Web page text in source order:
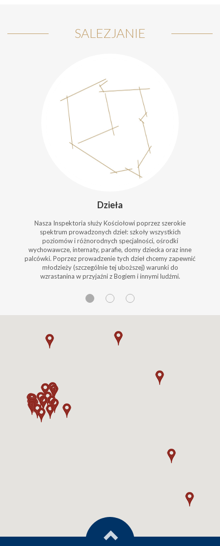
SALEZJANIE
Dzieła
Nasza Inspektoria służy Kościołowi poprzez szerokie
spektrum prowadzonych dzieł: szkoły wszystkich
poziomów i różnorodnych specjalności, ośrodki
wychowawcze, internaty, parafie, domy dziecka oraz inne
palcówki. Poprzez prowadzenie tych dzieł chcemy zapewnić
młodzieży (szczególnie tej uboższej) warunki do
wzrastanina w przyjaźni z Bogiem i innymi ludźmi.